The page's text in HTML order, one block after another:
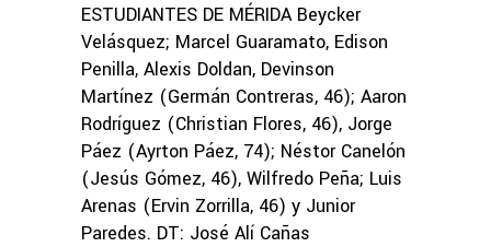
ESTUDIANTES DE MÉRIDA Beycker
Velásquez; Marcel Guaramato, Edison
Penilla, Alexis Doldan, Devinson
Martínez (Germán Contreras, 46); Aaron
Rodríguez (Christian Flores, 46), Jorge
Páez (Ayrton Páez, 74); Néstor Canelón
(Jesús Gómez, 46), Wilfredo Peña; Luis
Arenas (Ervin Zorrilla, 46) y Junior
Paredes. DT: José Alí Cañas